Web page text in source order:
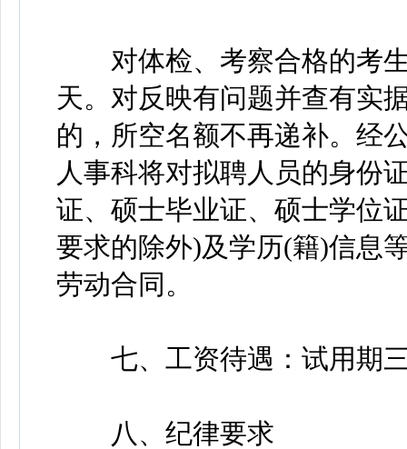
对体检、考察合格的考生
天。对反映有问题并查有实
的，所空名额不再递补。经
人事科将对拟聘人员的身份
证、硕士毕业证、硕士学位
要求的除外)及学历(籍)信息
劳动合同。
七、工资待遇：试用期三
八、纪律要求